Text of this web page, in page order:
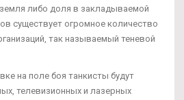
либо доля в закладываемой
существует огромное количество
так называемый теневой
на поле боя танкисты будут
телевизионных и лазерных